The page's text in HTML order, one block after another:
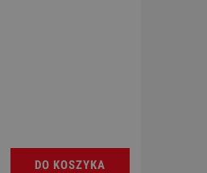
DO KOSZYKA